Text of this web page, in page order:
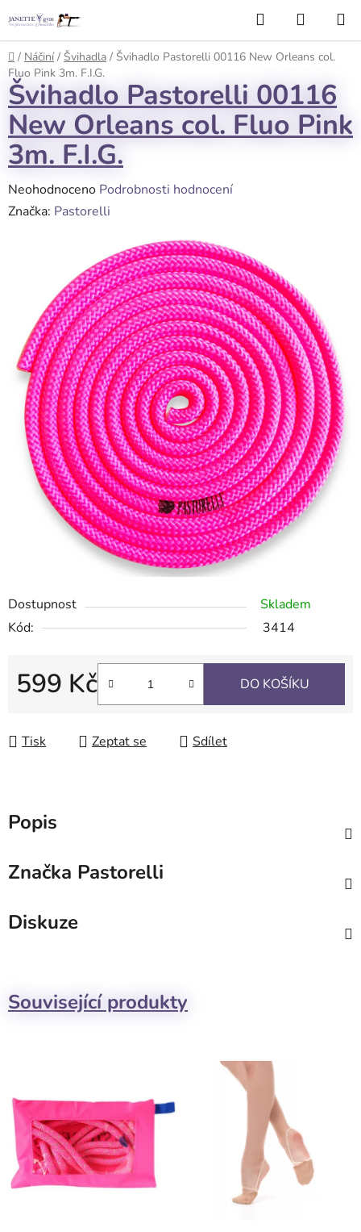
na
obsah
Hledat
KOŠÍK
Domů
/ Náčiní / Švihadla / Švihadlo Pastorelli 00116 New Orleans col.
Fluo Pink 3m. F.I.G.
Dostupnost
Skladem
Kód:
3414
599 Kč DO KOŠÍKU
Tisk Zeptat se Sdílet
Švihadlo Pastorelli 00116
New Orleans col. Fluo Pink
3m. F.I.G.
Průměrné
hodnocení
hvězdiček.
Neohodnoceno Podrobnosti hodnocení
Značka: Pastorelli
Popis
Značka Pastorelli
Diskuze
Související produkty